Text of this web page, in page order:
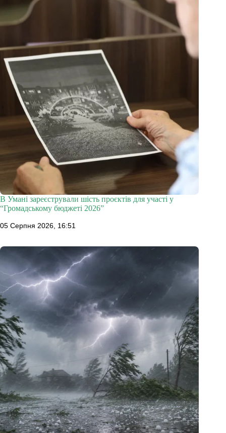
В Умані зареєстрували шість проєктів для участі у
“Громадському бюджеті 2026”
05 Серпня 2026, 16:51